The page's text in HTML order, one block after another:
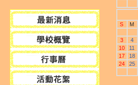
S
M
3
4
10
11
17
18
24
25